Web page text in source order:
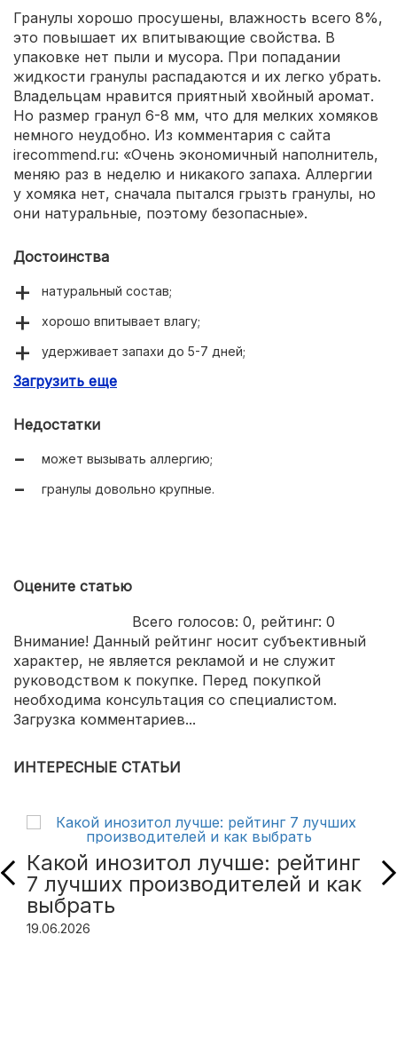
Гранулы хорошо просушены, влажность всего 8%,
это повышает их впитывающие свойства. В
упаковке нет пыли и мусора. При попадании
жидкости гранулы распадаются и их легко убрать.
Владельцам нравится приятный хвойный аромат.
Но размер гранул 6-8 мм, что для мелких хомяков
немного неудобно. Из комментария с сайта
irecommend.ru: «Очень экономичный наполнитель,
меняю раз в неделю и никакого запаха. Аллергии
у хомяка нет, сначала пытался грызть гранулы, но
они натуральные, поэтому безопасные».
Достоинства
натуральный состав;
хорошо впитывает влагу;
удерживает запахи до 5-7 дней;
не путается в шерсти;
Загрузить еще
Недостатки
может вызывать аллергию;
гранулы довольно крупные.
Оцените статью
Всего голосов: 0, рейтинг: 0
Внимание! Данный рейтинг носит субъективный
характер, не является рекламой и не служит
руководством к покупке. Перед покупкой
необходима консультация со специалистом.
Загрузка комментариев...
ИНТЕРЕСНЫЕ СТАТЬИ
Какой инозитол лучше: рейтинг
7 лучших производителей и как
выбрать
19.06.2026